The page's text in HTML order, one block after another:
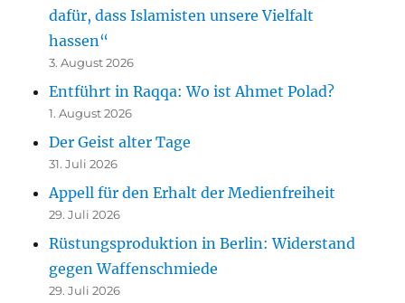
dafür, dass Islamisten unsere Vielfalt
hassen“
3. August 2026
Entführt in Raqqa: Wo ist Ahmet Polad?
1. August 2026
Der Geist alter Tage
31. Juli 2026
Appell für den Erhalt der Medienfreiheit
29. Juli 2026
Rüstungsproduktion in Berlin: Widerstand
gegen Waffenschmiede
29. Juli 2026